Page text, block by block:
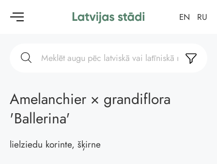
EN RU
Amelanchier × grandiflora
'Ballerina'
lielziedu korinte, šķirne